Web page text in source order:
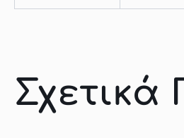
Σχετικά